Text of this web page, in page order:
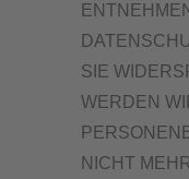
SIE
WERDEN
NICHT